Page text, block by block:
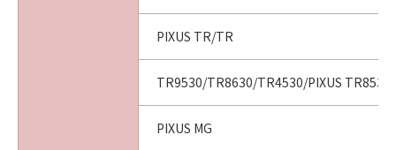
PIXUS TR/TR
TR9530/TR8630/TR4530/PIXUS
PIXUS MG